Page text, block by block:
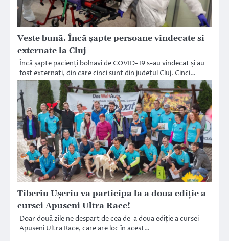
Veste bună. Încă șapte persoane vindecate si
externate la Cluj
Încă șapte pacienți bolnavi de COVID-19 s-au vindecat și au
fost externați, din care cinci sunt din județul Cluj. Cinci…
Tiberiu Uşeriu va participa la a doua ediţie a
cursei Apuseni Ultra Race!
Doar două zile ne despart de cea de-a doua ediție a cursei
Apuseni Ultra Race, care are loc în acest…